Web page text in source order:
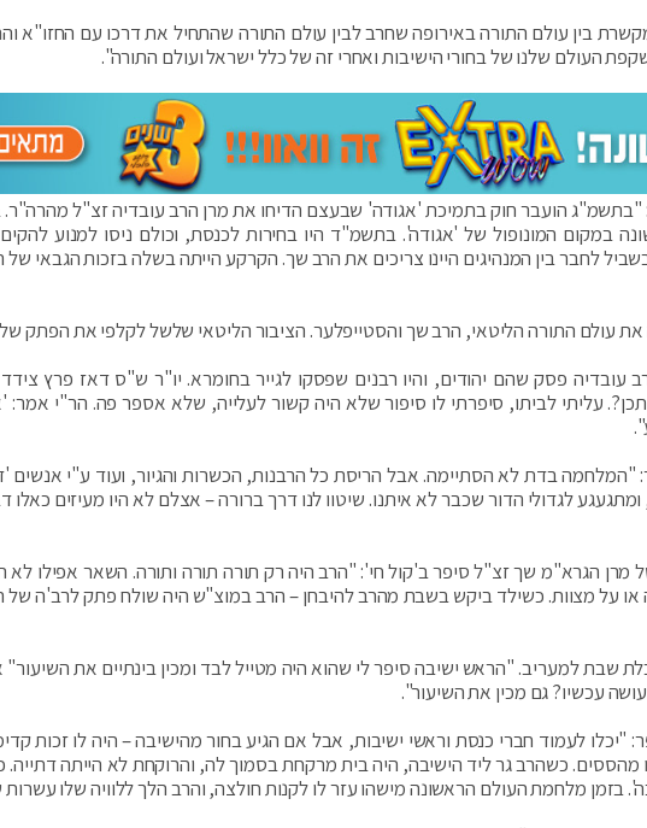
בין עולם התורה באירופה שחרב לבין עולם התורה שהתחיל את דרכו עם החזו"א
העולם שלנו של בחורי הישיבות ואחרי זה של כלל ישראל ועולם התורה".
"בתשמ"ג הועבר חוק בתמיכת 'אגודה' שבעצם הדיחו את מרן הרב עובדיה זצ"ל
במקום המונופול של 'אגודה'. בתשמ"ד היו בחירות לכנסת, וכולם ניסו למנוע
לחבר בין המנהיגים היינו צריכים את הרב שך. הקרקע הייתה בשלה בזכות הגבאי של
עולם התורה הליטאי, הרב שך והסטייפלער. הציבור הליטאי שלשל לקלפי את הפתק
עובדיה פסק שהם יהודים, והיו רבנים שפסקו לגייר בחומרא. יו"ר ש"ס דאז פרץ
עליתי לביתו, סיפרתי לו סיפור שלא היה קשור לעלייה, שלא אספר פה. הר"י
בדת לא הסתיימה. אבל הריסת כל הרבנות, הכשרות והגיור, ועוד ע"י אנשים
לגדולי הדור שכבר לא איתנו. שיטוו לנו דרך ברורה – אצלם לא היו מעיזים כאלו
מרן הגרא"מ שך זצ"ל סיפר ב'קול חי': "הרב היה רק תורה תורה ותורה. השאר אפילו לא
או על מצוות. כשילד ביקש בשבת מהרב להיבחן – הרב במוצ"ש היה שולח פתק לרב'ה של
שבת למעריב. "הראש ישיבה סיפר לי שהוא היה מטייל לבד ומכין בינתיים את
עכשיו? גם מכין את השיעור".
"יכלו לעמוד חברי כנסת וראשי ישיבות, אבל אם הגיע בחור מהישיבה – היה לו זכות
מהססים. כשהרב גר ליד הישיבה, היה בית מרקחת בסמוך לה, והרוקחת לא הייתה
בזמן מלחמת העולם הראשונה מישהו עזר לו לקנות חולצה, והרב הלך ללוויה שלו עשרות